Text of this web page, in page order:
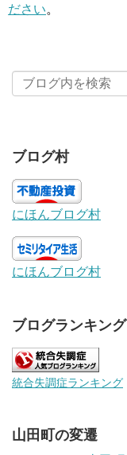
ださい。
ブログ村
にほんブログ村
にほんブログ村
ブログランキング
統合失調症ランキング
山田町の変遷